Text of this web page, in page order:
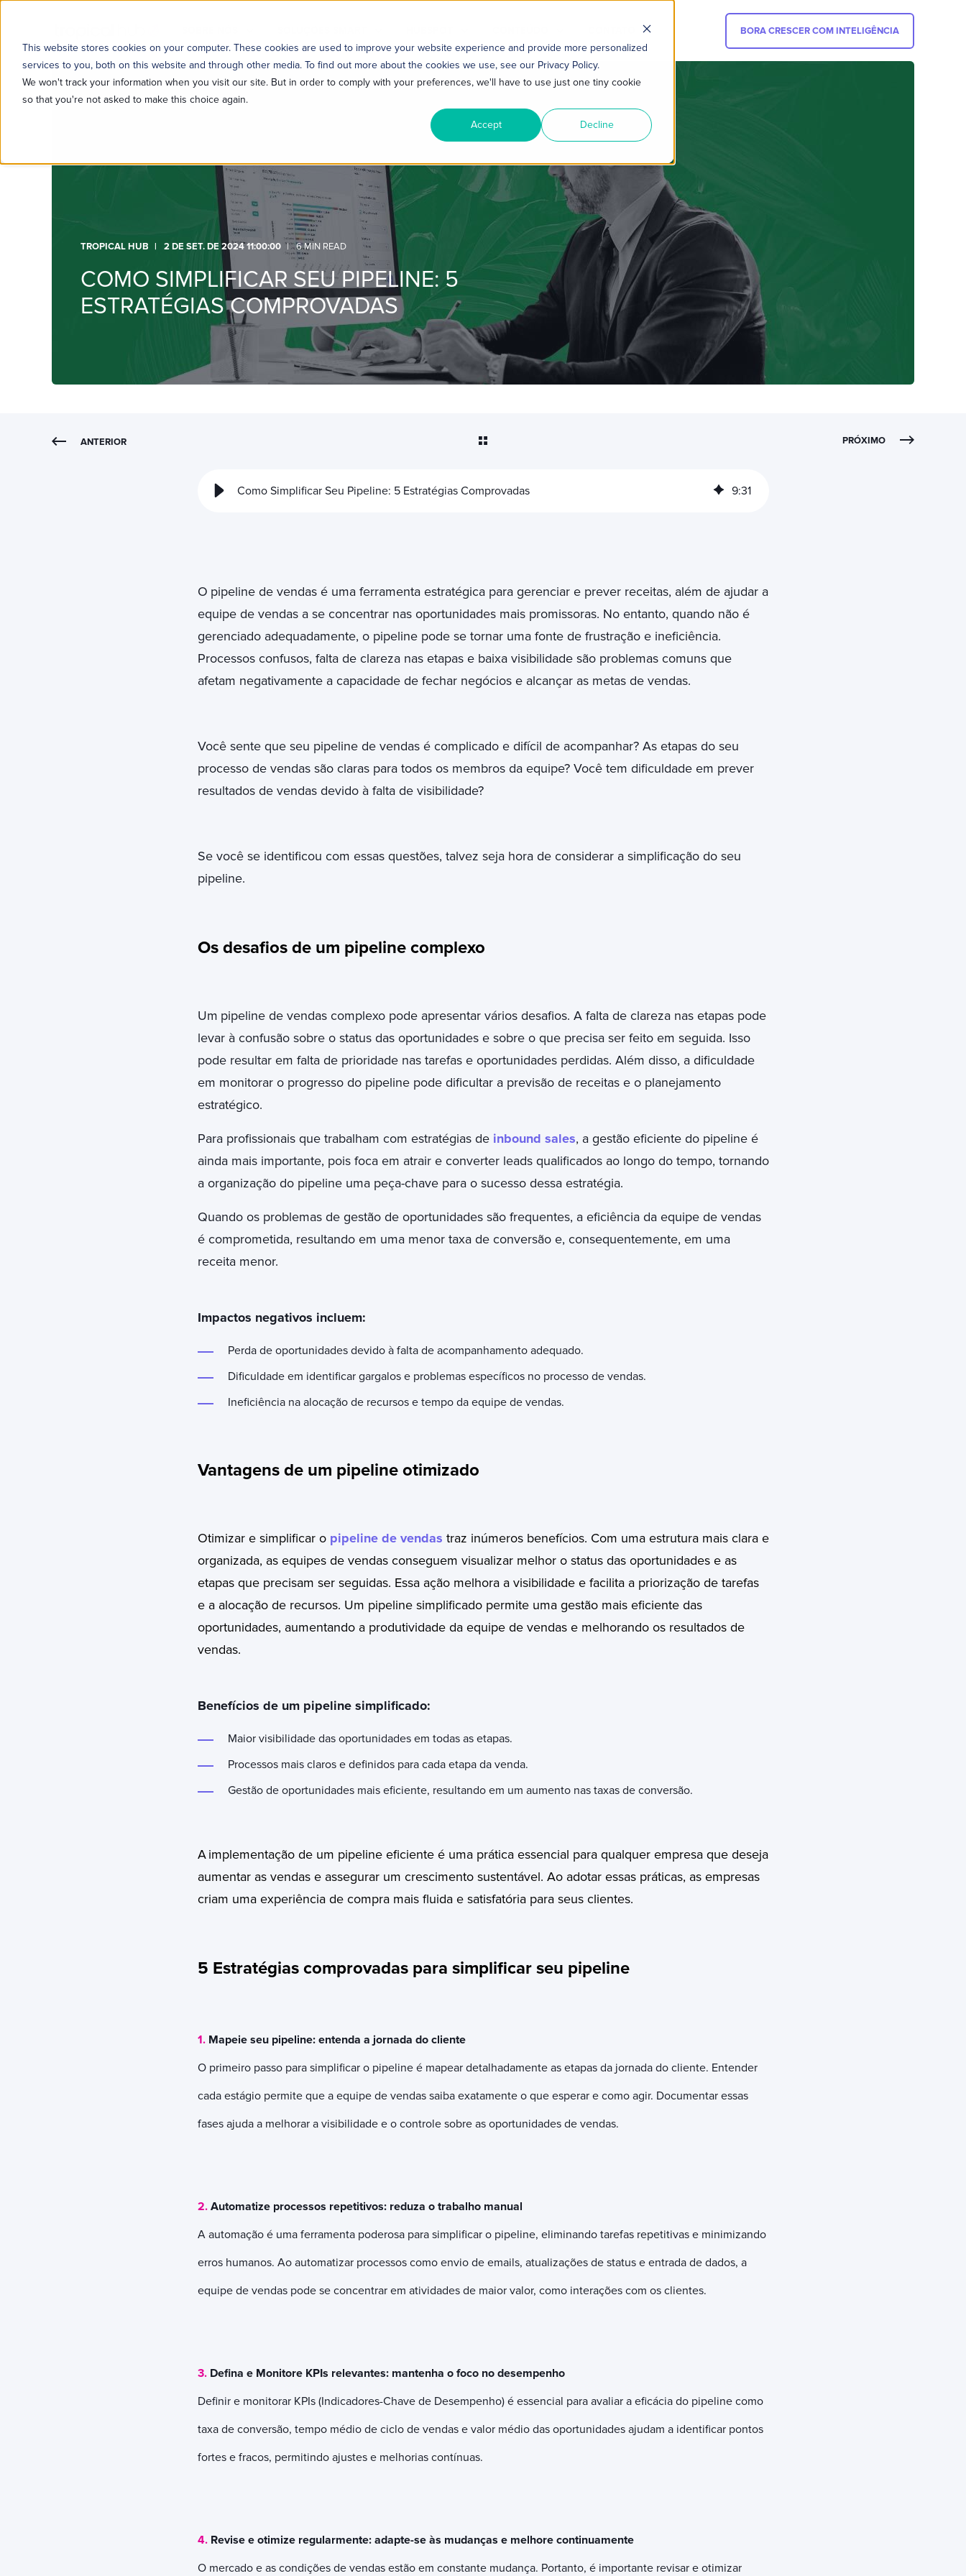
This website stores cookies on your computer. These cookies are used to improve your website experience and provide more personalized
services to you, both on this website and through other media. To find out more about the cookies we use, see our Privacy Policy.
We won't track your information when you visit our site. But in order to comply with your preferences, we'll have to use just one tiny cookie
so that you're not asked to make this choice again.
Accept Decline
BORA CRESCER COM INTELIGÊNCIA
TROPICAL HUB 2 DE SET. DE 2024 11:00:00 6 MIN READ
COMO SIMPLIFICAR SEU PIPELINE: 5
ESTRATÉGIAS COMPROVADAS
ANTERIOR PRÓXIMO
Como Simplificar Seu Pipeline: 5 Estratégias Comprovadas 9:31
O pipeline de vendas é uma ferramenta estratégica para gerenciar e prever receitas, além de ajudar a
equipe de vendas a se concentrar nas oportunidades mais promissoras. No entanto, quando não é
gerenciado adequadamente, o pipeline pode se tornar uma fonte de frustração e ineficiência.
Processos confusos, falta de clareza nas etapas e baixa visibilidade são problemas comuns que
afetam negativamente a capacidade de fechar negócios e alcançar as metas de vendas.
Você sente que seu pipeline de vendas é complicado e difícil de acompanhar? As etapas do seu
processo de vendas são claras para todos os membros da equipe? Você tem dificuldade em prever
resultados de vendas devido à falta de visibilidade?
Se você se identificou com essas questões, talvez seja hora de considerar a simplificação do seu
pipeline.
Os desafios de um pipeline complexo
Um pipeline de vendas complexo pode apresentar vários desafios. A falta de clareza nas etapas pode
levar à confusão sobre o status das oportunidades e sobre o que precisa ser feito em seguida. Isso
pode resultar em falta de prioridade nas tarefas e oportunidades perdidas. Além disso, a dificuldade
em monitorar o progresso do pipeline pode dificultar a previsão de receitas e o planejamento
estratégico.
Para profissionais que trabalham com estratégias de inbound sales, a gestão eficiente do pipeline é
ainda mais importante, pois foca em atrair e converter leads qualificados ao longo do tempo, tornando
a organização do pipeline uma peça-chave para o sucesso dessa estratégia.
Quando os problemas de gestão de oportunidades são frequentes, a eficiência da equipe de vendas
é comprometida, resultando em uma menor taxa de conversão e, consequentemente, em uma
receita menor.
Impactos negativos incluem:
Perda de oportunidades devido à falta de acompanhamento adequado.
Dificuldade em identificar gargalos e problemas específicos no processo de vendas.
Ineficiência na alocação de recursos e tempo da equipe de vendas.
Vantagens de um pipeline otimizado
Otimizar e simplificar o pipeline de vendas traz inúmeros benefícios. Com uma estrutura mais clara e
organizada, as equipes de vendas conseguem visualizar melhor o status das oportunidades e as
etapas que precisam ser seguidas. Essa ação melhora a visibilidade e facilita a priorização de tarefas
e a alocação de recursos. Um pipeline simplificado permite uma gestão mais eficiente das
oportunidades, aumentando a produtividade da equipe de vendas e melhorando os resultados de
vendas.
Benefícios de um pipeline simplificado:
Maior visibilidade das oportunidades em todas as etapas.
Processos mais claros e definidos para cada etapa da venda.
Gestão de oportunidades mais eficiente, resultando em um aumento nas taxas de conversão.
A implementação de um pipeline eficiente é uma prática essencial para qualquer empresa que deseja
aumentar as vendas e assegurar um crescimento sustentável. Ao adotar essas práticas, as empresas
criam uma experiência de compra mais fluida e satisfatória para seus clientes.
5 Estratégias comprovadas para simplificar seu pipeline
1.Mapeie seu pipeline: entenda a jornada do cliente
O primeiro passo para simplificar o pipeline é mapear detalhadamente as etapas da jornada do cliente. Entender
cada estágio permite que a equipe de vendas saiba exatamente o que esperar e como agir. Documentar essas
fases ajuda a melhorar a visibilidade e o controle sobre as oportunidades de vendas.
2.Automatize processos repetitivos: reduza o trabalho manual
A automação é uma ferramenta poderosa para simplificar o pipeline, eliminando tarefas repetitivas e minimizando
erros humanos. Ao automatizar processos como envio de emails, atualizações de status e entrada de dados, a
equipe de vendas pode se concentrar em atividades de maior valor, como interações com os clientes.
3.Defina e Monitore KPIs relevantes: mantenha o foco no desempenho
Definir e monitorar KPIs (Indicadores-Chave de Desempenho) é essencial para avaliar a eficácia do pipeline como
taxa de conversão, tempo médio de ciclo de vendas e valor médio das oportunidades ajudam a identificar pontos
fortes e fracos, permitindo ajustes e melhorias contínuas.
4.Revise e otimize regularmente: adapte-se às mudanças e melhore continuamente
O mercado e as condições de vendas estão em constante mudança. Portanto, é importante revisar e otimizar